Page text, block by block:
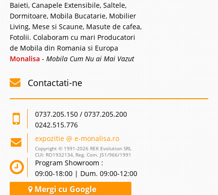
Baieti, Canapele Extensibile, Saltele,
Dormitoare, Mobila Bucatarie, Mobilier
Living, Mese si Scaune, Masute de cafea,
Fotolii. Colaboram cu mari Producatori
de Mobila din Romania si Europa
Monalisa - Mobila Cum Nu ai Mai Vazut
Contactati-ne
0737.205.150 / 0737.205.200
0242.515.776
expozitie @ e-monalisa.ro
Copyright © 1991-2026 REK Evolution SRL
CUI: RO1932134, Reg. Com. J51/966/1991
Program Showroom :
09:00-18:00 | Dum. 09:00-12:00
Mergi cu Google